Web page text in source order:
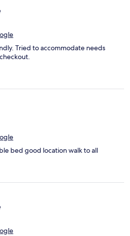
Tried to accommodate needs
bed good location walk to all